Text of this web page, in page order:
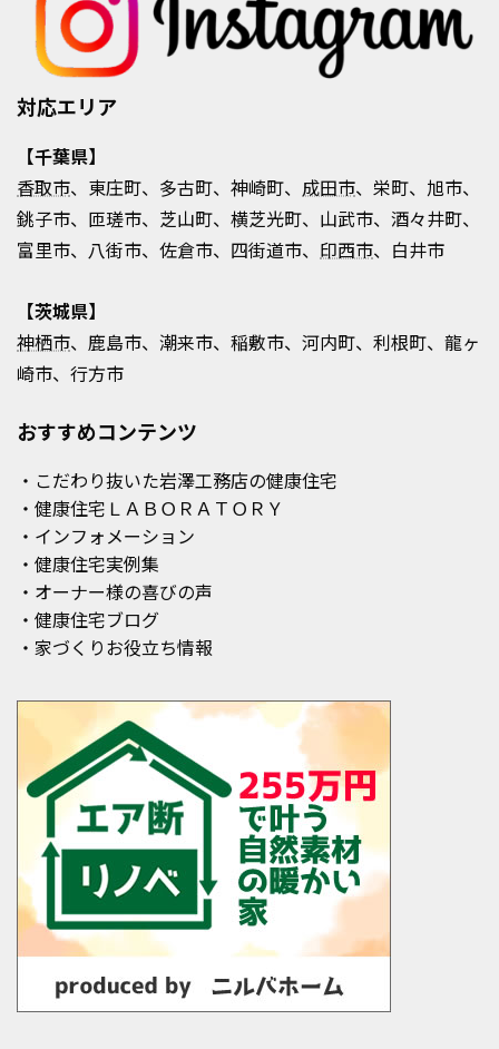
対応エリア
【千葉県】
香取市、東庄町、多古町、神崎町、 成田市、栄町、旭市、
銚子市、匝瑳市、芝山町、横芝光町、山武市、酒々井町、
富里市、八街市、佐倉市、四街道市、 印西市、白井市
【茨城県】
神栖市、鹿島市、潮来市、稲敷市、河内町、利根町、龍ヶ
崎市、行方市
おすすめコンテンツ
・こだわり抜いた岩澤工務店の健康住宅
・健康住宅ＬＡＢＯＲＡＴＯＲＹ
・インフォメーション
・健康住宅実例集
・オーナー様の喜びの声
・健康住宅ブログ
・家づくりお役立ち情報